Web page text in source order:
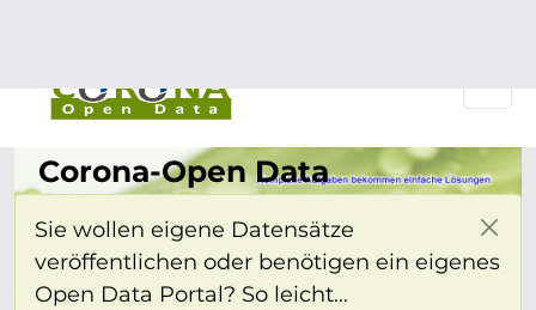
Corona-Open Data
Sie wollen eigene Datensätze
veröffentlichen oder benötigen ein eigenes
Open Data Portal? So leicht...